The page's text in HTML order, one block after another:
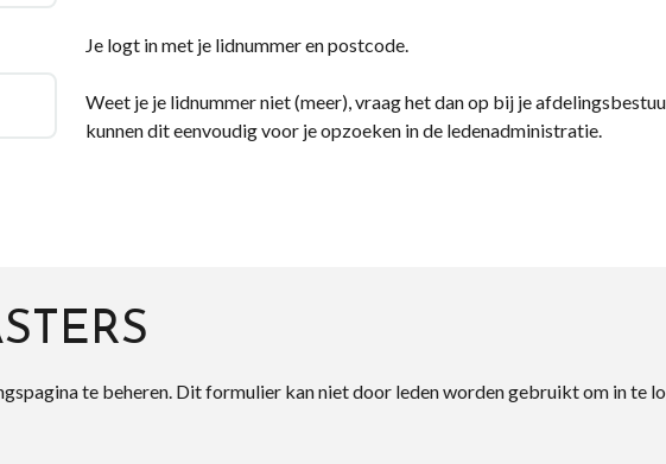
Je logt in met je lidnummer en postcode.
Weet je je lidnummer niet (meer), vraag het dan op bij je
kunnen dit eenvoudig voor je opzoeken in de ledenadministratie.
te beheren. Dit formulier kan niet door leden worden gebruikt om in te